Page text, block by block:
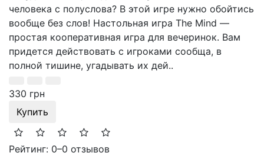
человека с полуслова? В этой игре нужно обойтись
вообще без слов! Настольная игра The Mind —
простая кооперативная игра для вечеринок. Вам
придется действовать с игроками сообща, в
полной тишине, угадывать их дей..
330 грн
Купить
Рейтинг: 0–0 отзывов